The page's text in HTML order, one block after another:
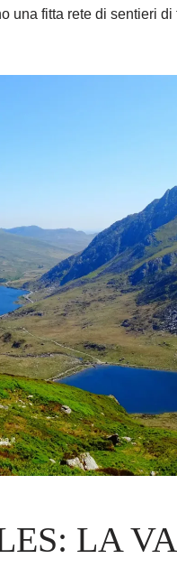
una fitta rete di sentieri di
LA